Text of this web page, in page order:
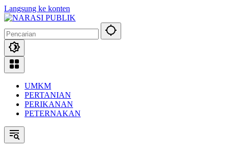
Langsung ke konten
UMKM
PERTANIAN
PERIKANAN
PETERNAKAN